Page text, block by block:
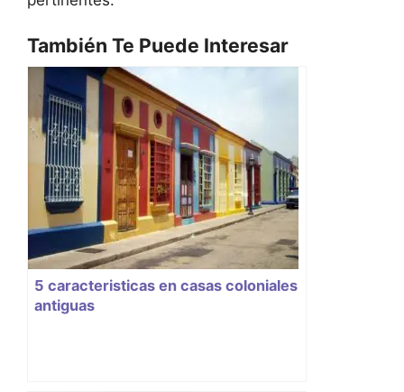
También Te Puede Interesar
5 caracteristicas en casas coloniales
antiguas